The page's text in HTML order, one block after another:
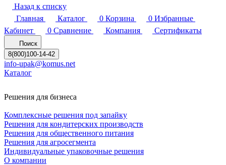
Назад к списку
Главная
Каталог 0 Корзина 0 Избранные
Кабинет
0 Сравнение Компания Сертификаты
Поиск
8(800)100-14-42
info-upak@komus.net
Каталог
Решения для бизнеса
Комплексные решения под запайку
Решения для кондитерских производств
Решения для общественного питания
Решения для агросегмента
Индивидуальные упаковочные решения
О компании